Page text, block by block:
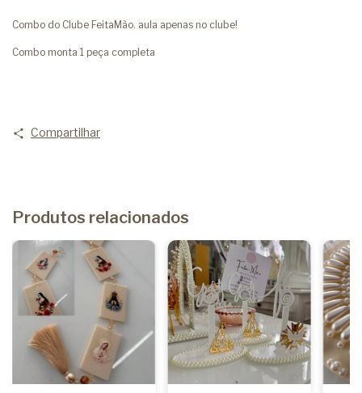
Combo do Clube FeitaMão. aula apenas no clube!
Combo monta 1 peça completa
Compartilhar
Produtos relacionados